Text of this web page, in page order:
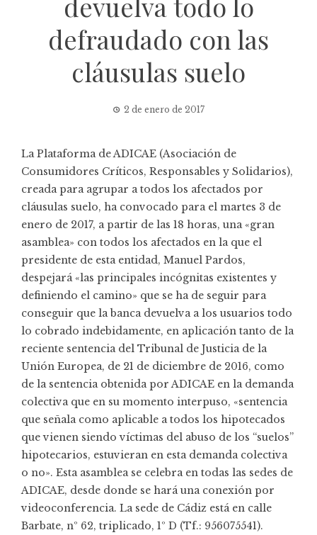
defraudado con las
cláusulas suelo
2 de enero de 2017
La Plataforma de ADICAE (Asociación de
Consumidores Críticos, Responsables y Solidarios),
creada para agrupar a todos los afectados por
cláusulas suelo, ha convocado para el martes 3 de
enero de 2017, a partir de las 18 horas, una «gran
asamblea» con todos los afectados en la que el
presidente de esta entidad, Manuel Pardos,
despejará «las principales incógnitas existentes y
definiendo el camino» que se ha de seguir para
conseguir que la banca devuelva a los usuarios todo
lo cobrado indebidamente, en aplicación tanto de la
reciente sentencia del Tribunal de Justicia de la
Unión Europea, de 21 de diciembre de 2016, como
de la sentencia obtenida por ADICAE en la demanda
colectiva que en su momento interpuso, «sentencia
que señala como aplicable a todos los hipotecados
que vienen siendo víctimas del abuso de los “suelos”
hipotecarios, estuvieran en esta demanda colectiva
o no». Esta asamblea se celebra en todas las sedes de
ADICAE, desde donde se hará una conexión por
videoconferencia. La sede de Cádiz está en calle
Barbate, nº 62, triplicado, 1º D (Tf.: 956075541).